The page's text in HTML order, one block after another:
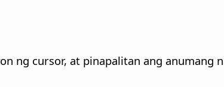
ng cursor, at pinapalitan ang anumang